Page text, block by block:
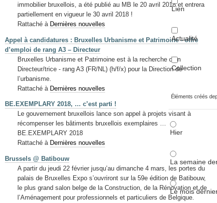
Lien
Actualité
Collection
Éléments créés
Hier
La semaine
Le mois
immobilier bruxellois, a été publié au MB le 20 avril 2018 et entrera
partiellement en vigueur le 30 avril 2018 !
Rattaché à Dernières nouvelles
Appel à candidatures : Bruxelles Urbanisme et Patrimoine - offre
d’emploi de rang A3 – Directeur
Bruxelles Urbanisme et Patrimoine est à la recherche d’un
Directeur/trice - rang A3 (FR/NL) (h/f/x) pour la Direction de
l’urbanisme.
Rattaché à Dernières nouvelles
BE.EXEMPLARY 2018, … c’est parti !
Le gouvernement bruxellois lance son appel à projets visant à
récompenser les bâtiments bruxellois exemplaires …
BE.EXEMPLARY 2018
Rattaché à Dernières nouvelles
Brussels @ Batibouw
A partir du jeudi 22 février jusqu’au dimanche 4 mars, les portes du
palais de Bruxelles Expo s’ouvriront sur la 59e édition de Batibouw,
le plus grand salon belge de la Construction, de la Rénovation et de
l’Aménagement pour professionnels et particuliers de Belgique.